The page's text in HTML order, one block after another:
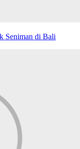
Seniman di Bali